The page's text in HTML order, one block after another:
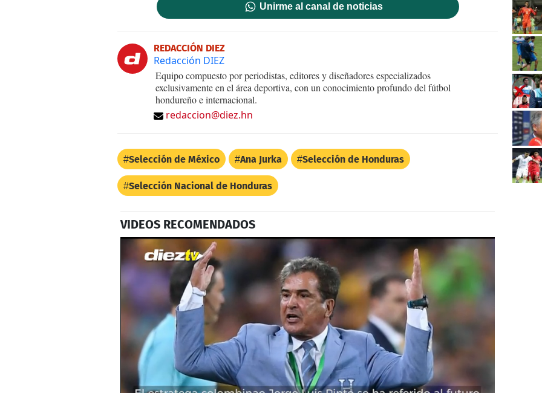
Unirme al canal de noticias
REDACCIÓN DIEZ
Redacción DIEZ
Equipo compuesto por periodistas, editores y diseñadores especializados
exclusivamente en el área deportiva, con un conocimiento profundo del fútbol
hondureño e internacional.
redaccion@diez.hn
Selección de México Ana Jurka Selección de Honduras
Selección Nacional de Honduras
VIDEOS RECOMENDADOS